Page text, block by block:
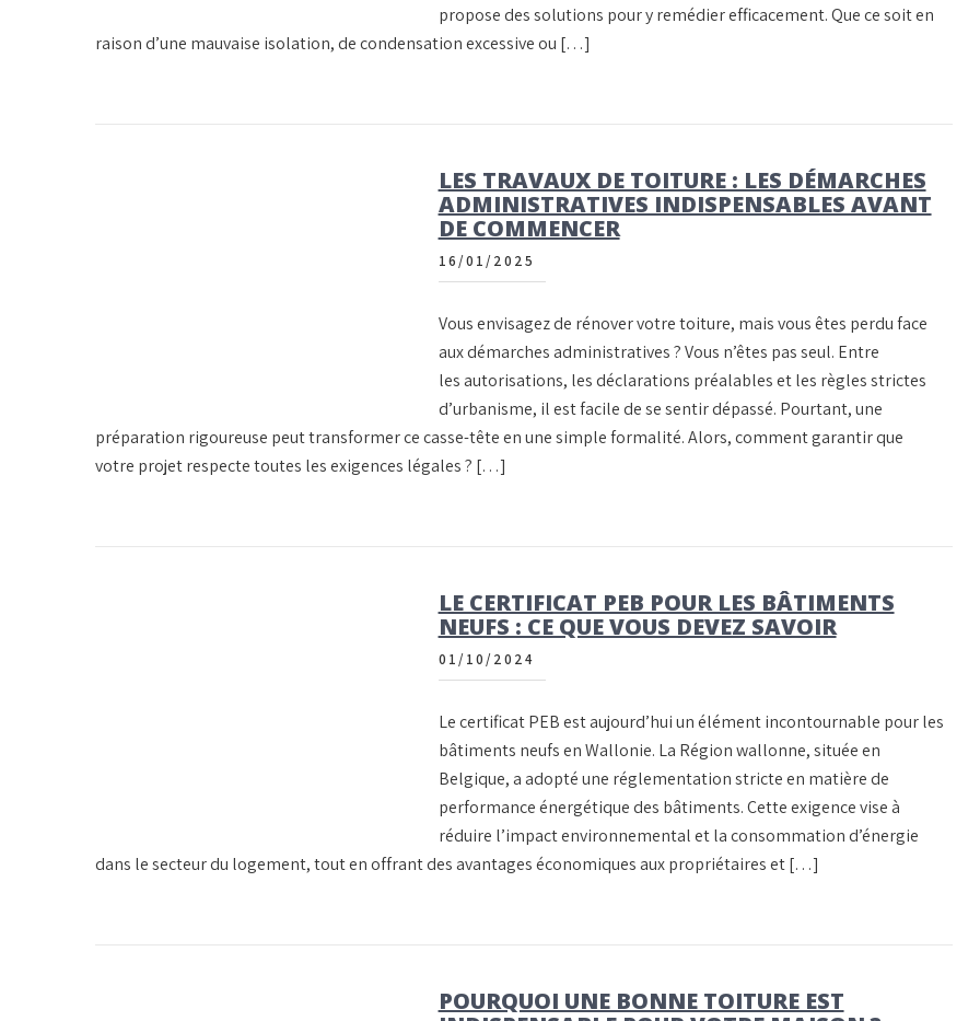
propose des solutions pour y remédier efficacement. Que ce soit en
raison d’une mauvaise isolation, de condensation excessive ou […]
LES TRAVAUX DE TOITURE : LES DÉMARCHES
ADMINISTRATIVES INDISPENSABLES AVANT
DE COMMENCER
16/01/2025
Vous envisagez de rénover votre toiture, mais vous êtes perdu face
aux démarches administratives ? Vous n’êtes pas seul. Entre
les autorisations, les déclarations préalables et les règles strictes
d’urbanisme, il est facile de se sentir dépassé. Pourtant, une
préparation rigoureuse peut transformer ce casse-tête en une simple formalité. Alors, comment garantir que
votre projet respecte toutes les exigences légales ? […]
LE CERTIFICAT PEB POUR LES BÂTIMENTS
NEUFS : CE QUE VOUS DEVEZ SAVOIR
01/10/2024
Le certificat PEB est aujourd’hui un élément incontournable pour les
bâtiments neufs en Wallonie. La Région wallonne, située en
Belgique, a adopté une réglementation stricte en matière de
performance énergétique des bâtiments. Cette exigence vise à
réduire l’impact environnemental et la consommation d’énergie
dans le secteur du logement, tout en offrant des avantages économiques aux propriétaires et […]
POURQUOI UNE BONNE TOITURE EST